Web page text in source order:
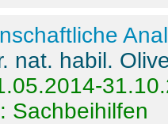
nat. habil.
Sachbeihilfen